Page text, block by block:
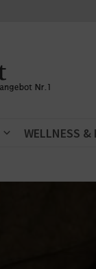
WELLNESS &